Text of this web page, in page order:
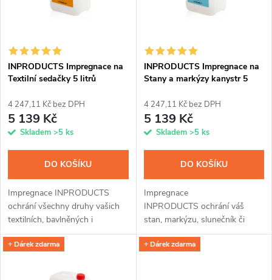
í
p
r
o
u
k
t
s
p
r
o
d
u
k
INPRODUCTS Impregnace na
Textilní sedačky 5 litrů
4 247,11 Kč bez DPH
5 139 Kč
Skladem >5 ks
DO KOŠÍKU
Impregnace INPRODUCTS
ochrání všechny druhy vašich
textilních, bavlněných i
plyšových sedaček před
zašpiněním od jídel, sladkých
mazlíčků. Přípravek se díky...
INPRODUCTS Impregnace na
Stany a markýzy kanystr 5
4 247,11 Kč bez DPH
5 139 Kč
Skladem >5 ks
DO KOŠÍKU
Impregnace
INPRODUCTS ochrání váš
stan, markýzu, slunečník či
batoh před provlhnutím a
znečištěním. Ať už je materiál z
+ Dárek zdarma + Dárek zdarma